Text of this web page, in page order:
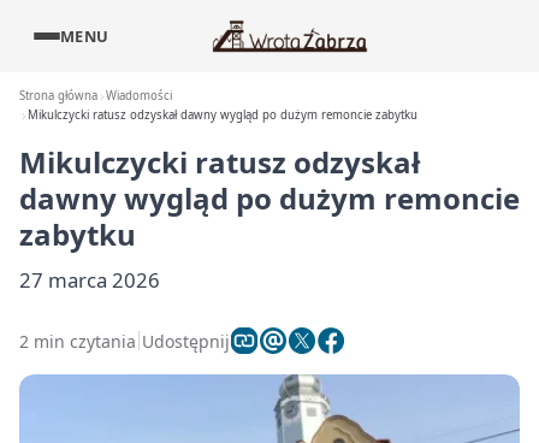
MENU
Strona główna Wiadomości
Mikulczycki ratusz odzyskał dawny wygląd po dużym remoncie zabytku
Mikulczycki ratusz odzyskał
dawny wygląd po dużym remoncie
zabytku
27 marca 2026
2 min czytania Udostępnij